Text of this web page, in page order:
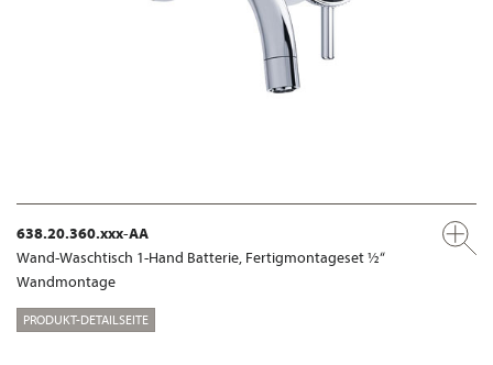
638.20.360.xxx-AA
Wand-Waschtisch 1-Hand Batterie, Fertigmontageset ½“
Wandmontage
PRODUKT-DETAILSEITE